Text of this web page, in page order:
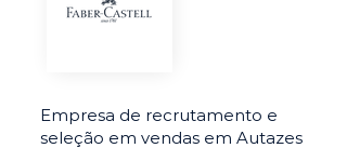
Empresa de recrutamento e
seleção em vendas em Autazes